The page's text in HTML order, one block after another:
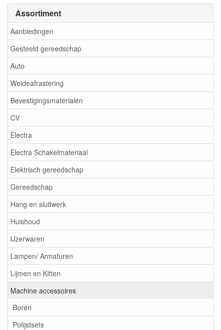
Assortiment
Aanbiedingen
Gesteeld gereedschap
Auto
Weideafrastering
Bevestigingsmaterialen
CV
Electra
Electra Schakelmateriaal
Elektrisch gereedschap
Gereedschap
Hang en sluitwerk
Huishoud
IJzerwaren
Lampen/ Armaturen
Lijmen en Kitten
Machine accessoires
Boren
Polijstsets